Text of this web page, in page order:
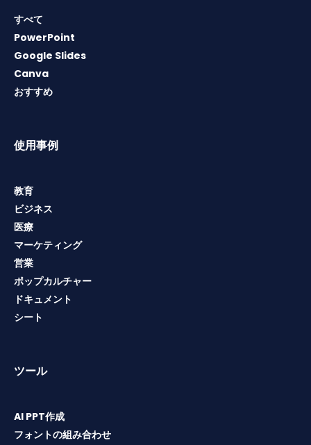
すべて
PowerPoint
Google Slides
Canva
おすすめ
使用事例
教育
ビジネス
医療
マーケティング
営業
ポップカルチャー
ドキュメント
シート
ツール
AI PPT作成
フォントの組み合わせ